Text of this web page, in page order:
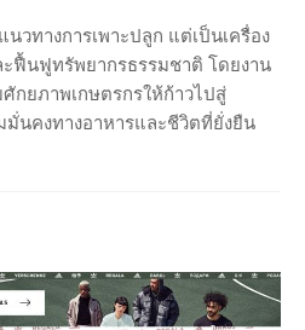
วทางการเพาะปลูก แต่เป็นเครื่อง
ฟื้นฟูทรัพยากรธรรมชาติ โดยงาน
กยภาพเกษตรกรให้ก้าวไปสู่
นคงทางอาหารและชีวิตที่ยั่งยืน